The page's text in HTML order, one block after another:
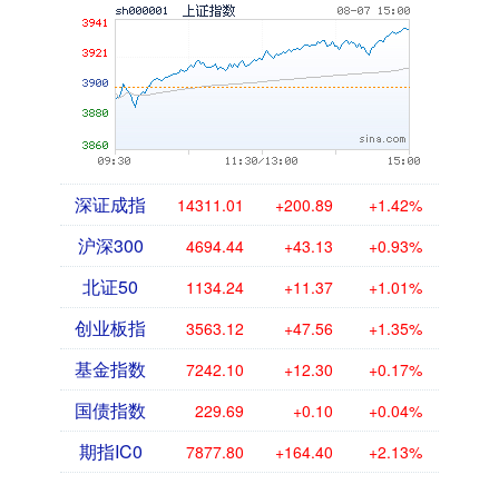
深证成指 14311.01 +200.89 +1.42%
沪深300 4694.44 +43.13 +0.93%
北证50 1134.24 +11.37 +1.01%
创业板指 3563.12 +47.56 +1.35%
基金指数 7242.10 +12.30 +0.17%
国债指数 229.69 +0.10 +0.04%
期指IC0 7877.80 +164.40 +2.13%